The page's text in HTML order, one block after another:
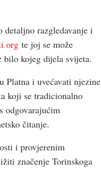
razgledavanje i
te joj se može
kojeg dijela svijeta.
Platna i uvećavati njezine
koji se tradicionalno
odgovarajućim
čitanje.
i provjerenim
značenje Torinskoga